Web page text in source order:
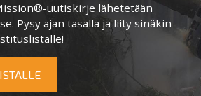
uutiskirje lähetetään
Pysy ajan tasalla ja liity sinäkin